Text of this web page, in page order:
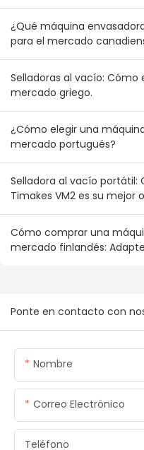
¿Qué máquina
para el mercado
Selladoras al vacío:
mercado griego.
¿Cómo elegir una
mercado portugués?
Selladora al vacío portátil:
Timakes VM2 es su mejor
Cómo comprar una
mercado finlandés:
Ponte en contacto con
Nombre
Correo Electrónico
Teléfono